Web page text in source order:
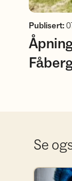
Publisert:
Se
Barnas